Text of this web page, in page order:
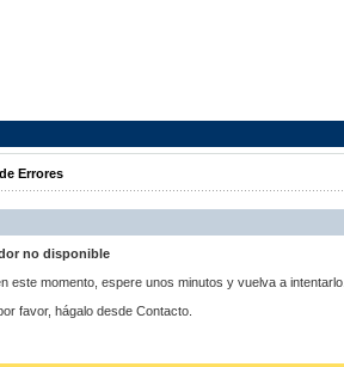
Errores
no disponible
este momento, espere unos minutos y vuelva a intentarlo.
favor, hágalo desde Contacto.